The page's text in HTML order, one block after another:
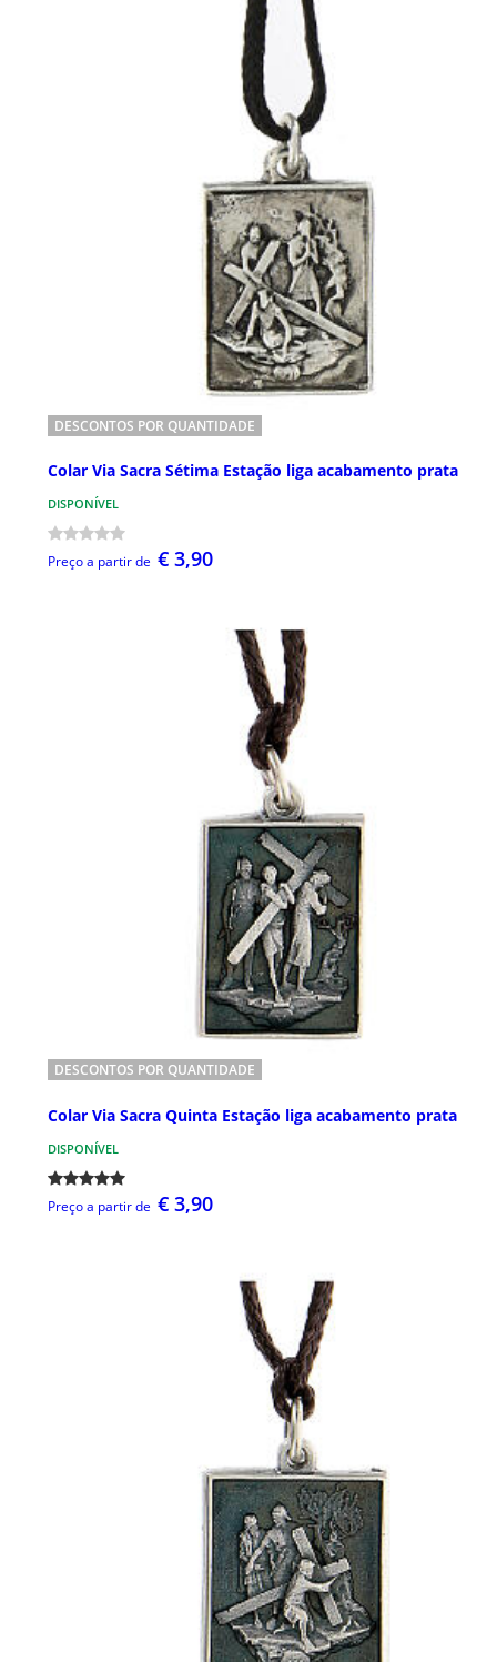
DESCONTOS POR QUANTIDADE
Colar Via Sacra Sétima Estação liga acabamento prata
DISPONÍVEL
Preço a partir de € 3,90
DESCONTOS POR QUANTIDADE
Colar Via Sacra Quinta Estação liga acabamento prata
DISPONÍVEL
Preço a partir de € 3,90